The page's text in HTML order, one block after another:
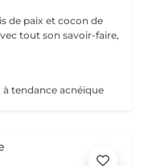
de paix et cocon de
tout son savoir-faire,
à tendance acnéique